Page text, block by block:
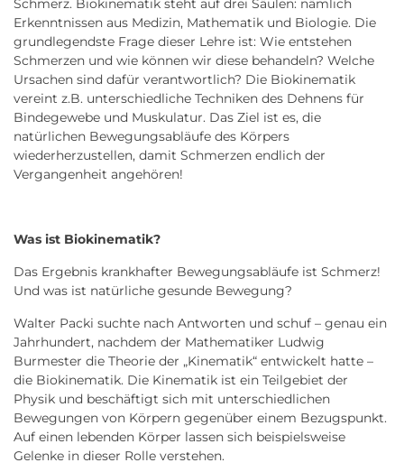
Schmerz. Biokinematik steht auf drei Säulen: nämlich
Erkenntnissen aus Medizin, Mathematik und Biologie. Die
grundlegendste Frage dieser Lehre ist: Wie entstehen
Schmerzen und wie können wir diese behandeln? Welche
Ursachen sind dafür verantwortlich? Die Biokinematik
vereint z.B. unterschiedliche Techniken des Dehnens für
Bindegewebe und Muskulatur. Das Ziel ist es, die
natürlichen Bewegungsabläufe des Körpers
wiederherzustellen, damit Schmerzen endlich der
Vergangenheit angehören!
Was ist Biokinematik?
Das Ergebnis krankhafter Bewegungsabläufe ist Schmerz!
Und was ist natürliche gesunde Bewegung?
Walter Packi suchte nach Antworten und schuf – genau ein
Jahrhundert, nachdem der Mathematiker Ludwig
Burmester die Theorie der „Kinematik“ entwickelt hatte –
die Biokinematik. Die Kinematik ist ein Teilgebiet der
Physik und beschäftigt sich mit unterschiedlichen
Bewegungen von Körpern gegenüber einem Bezugspunkt.
Auf einen lebenden Körper lassen sich beispielsweise
Gelenke in dieser Rolle verstehen.